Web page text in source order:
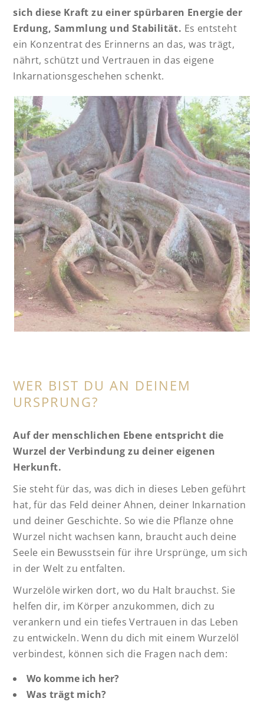
sich diese Kraft zu einer spürbaren Energie der
Erdung, Sammlung und Stabilität. Es entsteht
ein Konzentrat des Erinnerns an das, was trägt,
nährt, schützt und Vertrauen in das eigene
Inkarnationsgeschehen schenkt.
WER BIST DU AN DEINEM
URSPRUNG?
Auf der menschlichen Ebene entspricht die
Wurzel der Verbindung zu deiner eigenen
Herkunft.
Sie steht für das, was dich in dieses Leben geführt
hat, für das Feld deiner Ahnen, deiner Inkarnation
und deiner Geschichte. So wie die Pflanze ohne
Wurzel nicht wachsen kann, braucht auch deine
Seele ein Bewusstsein für ihre Ursprünge, um sich
in der Welt zu entfalten.
Wurzelöle wirken dort, wo du Halt brauchst. Sie
helfen dir, im Körper anzukommen, dich zu
verankern und ein tiefes Vertrauen in das Leben
zu entwickeln. Wenn du dich mit einem Wurzelöl
verbindest, können sich die Fragen nach dem:
Wo komme ich her?
Was trägt mich?